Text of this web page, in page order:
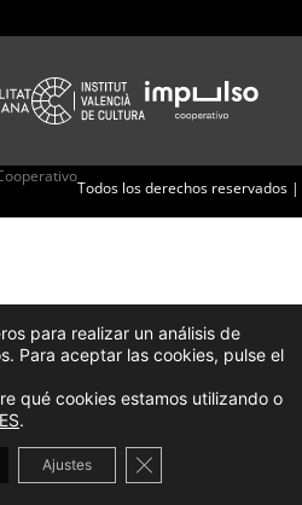
Todos los derechos reservados |
para realizar un análisis de
Para aceptar las cookies, pulse el
qué cookies estamos utilizando o
.
Ajustes Cerrar el banner de